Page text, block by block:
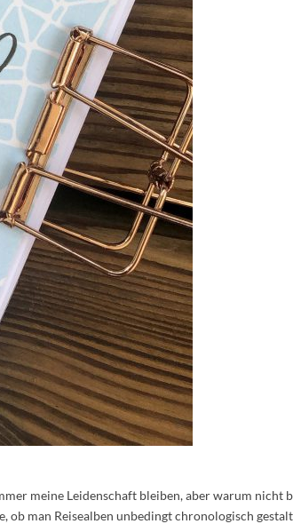
meine Leidenschaft bleiben, aber warum nicht
man Reisealben unbedingt chronologisch